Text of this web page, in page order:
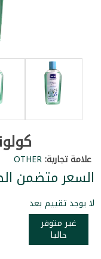
علامة تجارية:OTHER
السعر متضمن
لا يوجد تقييم بعد
غير متوفر
حاليا